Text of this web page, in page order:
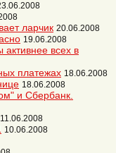
ларчик 20.06.2008
19.06.2008
активнее всех в
платежах 18.06.2008
18.06.2008
и Сбербанк.
11.06.2008
10.06.2008